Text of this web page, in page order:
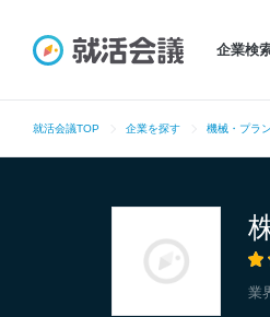
企業検
就活会議TOP 企業を探す 機械・プラ
業